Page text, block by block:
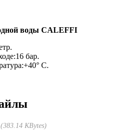
воды CALEFFI
бар.
С.
383.14 KBytes